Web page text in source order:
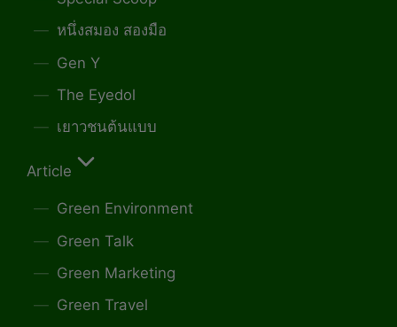
หนึ่งสมอง สองมือ
Gen Y
The Eyedol
เยาวชนต้นแบบ
Article
Green Environment
Green Talk
Green Marketing
Green Travel